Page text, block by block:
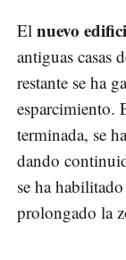
El nuevo
antiguas casas
restante se ha
esparcimiento.
terminada, se
dando
se ha
prolongado la